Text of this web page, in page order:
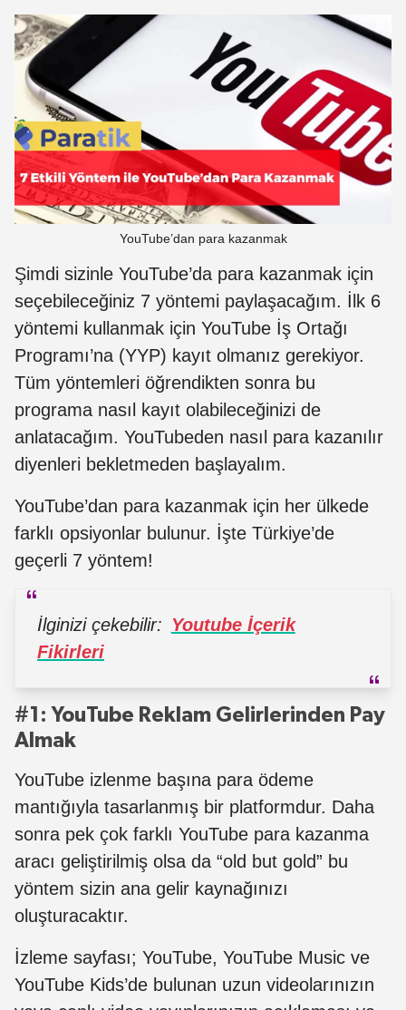
YouTube’dan para kazanmak
Şimdi sizinle YouTube’da para kazanmak için
seçebileceğiniz 7 yöntemi paylaşacağım. İlk 6
yöntemi kullanmak için YouTube İş Ortağı
Programı’na (YYP) kayıt olmanız gerekiyor.
Tüm yöntemleri öğrendikten sonra bu
programa nasıl kayıt olabileceğinizi de
anlatacağım. YouTubeden nasıl para kazanılır
diyenleri bekletmeden başlayalım.
YouTube’dan para kazanmak için her ülkede
farklı opsiyonlar bulunur. İşte Türkiye’de
geçerli 7 yöntem!
İlginizi çekebilir: Youtube İçerik
Fikirleri
#1: YouTube Reklam Gelirlerinden Pay
Almak
YouTube izlenme başına para ödeme
mantığıyla tasarlanmış bir platformdur. Daha
sonra pek çok farklı YouTube para kazanma
aracı geliştirilmiş olsa da “old but gold” bu
yöntem sizin ana gelir kaynağınızı
oluşturacaktır.
İzleme sayfası; YouTube, YouTube Music ve
YouTube Kids’de bulunan uzun videolarınızın